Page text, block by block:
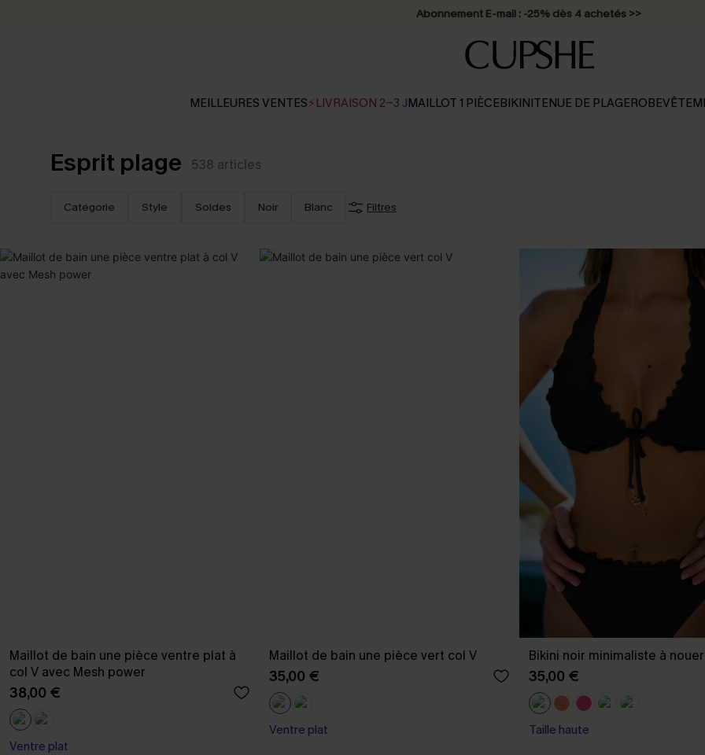
Abonnement E-mail : -25% dès 4 achetés >>
MEILLEURES VENTES⚡LIVRAISON 2-3 JMAILLOT 1 PIÈCEBIKINITENUE DE PLAGEROBE
Esprit plage 538 articles
Catégorie Style Soldes Noir Blanc Filtres
Maillot de bain une pièce ventre plat à
col V avec Mesh power
38,00 €
Ventre plat
Maillot de bain une pièce vert col V
35,00 €
Ventre plat
Bikini noir minimaliste à nouer
35,00 €
Taille haute